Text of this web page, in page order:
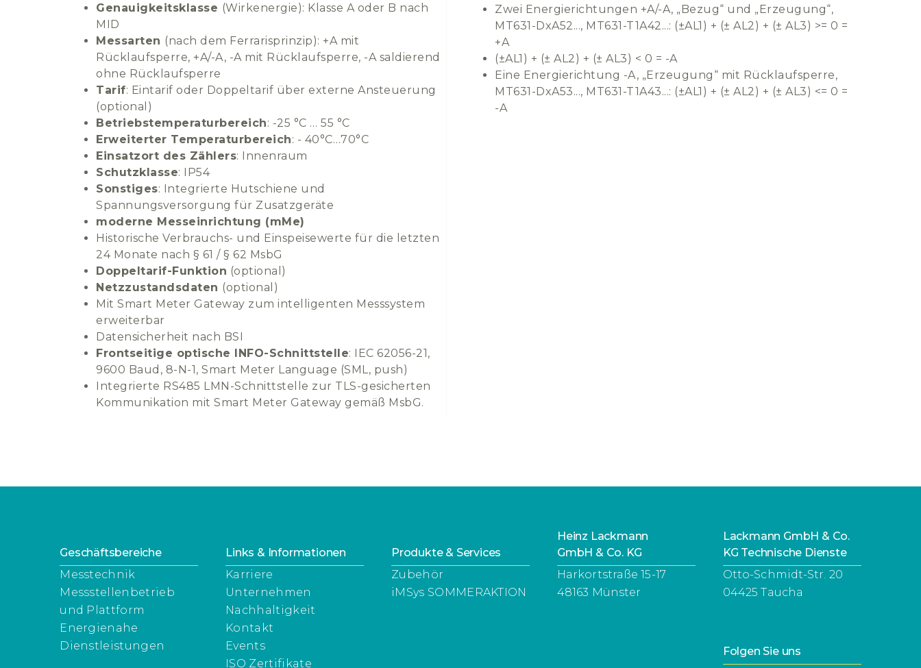
Zwei Energierichtungen +A/-A, „Bezug“ und „Erzeugung“,
MT631-DxA52..., MT631-T1A42...: (±AL1) + (± AL2) + (± AL3) >= 0 =
+A
(±AL1) + (± AL2) + (± AL3) < 0 = -A
Eine Energierichtung -A, „Erzeugung“ mit Rücklaufsperre,
MT631-DxA53..., MT631-T1A43...: (±AL1) + (± AL2) + (± AL3) <= 0 =
-A
Genauigkeitsklasse (Wirkenergie): Klasse A oder B nach
MID
Messarten (nach dem Ferrarisprinzip): +A mit
Rücklaufsperre, +A/-A, -A mit Rücklaufsperre, -A saldierend
ohne Rücklaufsperre
Tarif: Eintarif oder Doppeltarif über externe Ansteuerung
(optional)
Betriebstemperaturbereich: -25 °C … 55 °C
Erweiterter Temperaturbereich: - 40°C…70°C
Einsatzort des Zählers: Innenraum
Schutzklasse: IP54
Sonstiges: Integrierte Hutschiene und
Spannungsversorgung für Zusatzgeräte
moderne Messeinrichtung (mMe)
Historische Verbrauchs- und Einspeisewerte für die letzten
24 Monate nach § 61 / § 62 MsbG
Doppeltarif-Funktion (optional)
Netzzustandsdaten (optional)
Mit Smart Meter Gateway zum intelligenten Messsystem
erweiterbar
Datensicherheit nach BSI
Frontseitige optische INFO-Schnittstelle: IEC 62056-21,
9600 Baud, 8-N-1, Smart Meter Language (SML, push)
Integrierte RS485 LMN-Schnittstelle zur TLS-gesicherten
Kommunikation mit Smart Meter Gateway gemäß MsbG.
Geschäftsbereiche
Messtechnik
Messstellenbetrieb
und Plattform
Energienahe
Dienstleistungen
Links & Informationen
Karriere
Unternehmen
Nachhaltigkeit
Kontakt
Events
ISO Zertifikate
Produkte & Services
Zubehör
iMSys SOMMERAKTION
Heinz Lackmann
GmbH & Co. KG
Harkortstraße 15-17
48163 Münster
Lackmann GmbH & Co.
KG Technische Dienste
Otto-Schmidt-Str. 20
04425 Taucha
Folgen Sie uns